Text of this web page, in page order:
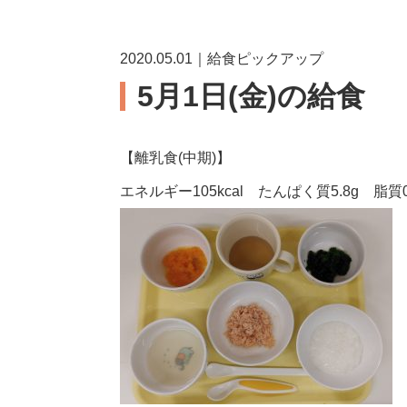
2020.05.01｜給食ピックアップ
5月1日(金)の給食
【離乳食(中期)】
エネルギー105kcal たんぱく質5.8g 脂質